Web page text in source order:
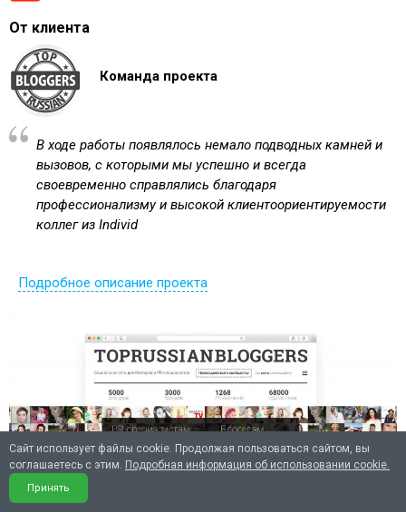
От клиента
Команда проекта
В ходе работы появлялось немало подводных камней и
вызовов, с которыми мы успешно и всегда
своевременно справлялись благодаря
профессионализму и высокой клиентоориентируемости
коллег из Individ
Подробное описание проекта
Сайт использует файлы cookie. Продолжая пользоваться сайтом, вы
соглашаетесь с этим. Подробная информация об использовании cookie.
Принять